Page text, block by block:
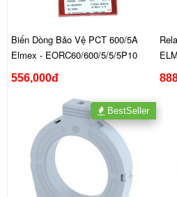
Biến Dòng Bảo Vệ PCT 600/5A
Elmex - EORC60/600/5/5/5P10
556,000đ
BestSeller